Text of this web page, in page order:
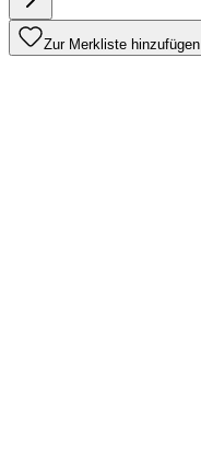
Zur Merkliste hinzufügen